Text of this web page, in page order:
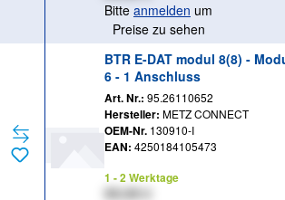
Bitte anmelden um
Preise zu sehen
BTR E-DAT modul 8(8) -
6 - 1 Anschluss
Art. Nr.: 95.26110652
Hersteller: METZ CONNECT
OEM-Nr. 130910-I
EAN: 4250184105473
1 - 2 Werktage